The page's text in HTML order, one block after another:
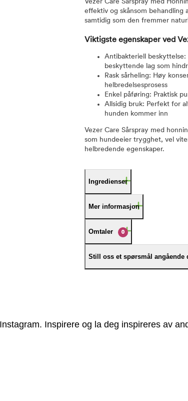
Vezer Care Sårspray med
effektiv og skånsom behandling
samtidig som den fremmer
Viktigste egenskaper ved
Antibakteriell beskyttelse:
beskyttende lag som
Rask sårheling: Høy
helbredelsesprosess
Enkel påføring: Praktisk
Allsidig bruk: Perfekt for
hunden kommer inn
Vezer Care Sårspray med
som hundeeier trygghet, vel
helbredende egenskaper.
Ingredienser
Mer informasjon
Omtaler 0
Still oss et spørsmål angående
Inspirere og la deg inspireres av